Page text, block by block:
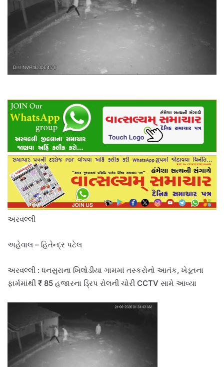
અરવલ્લી
અહેવાલ – હિતેન્દ્ર પટેલ
અરવલ્લી : ધનસુરાના ખિલોડીયા ગામમાં તસ્કરોનો આતંક, ખેડૂતના
ફાર્મમાંથી ₹ 85 હજારના ડ્રિપ રોલની ચોરી CCTV સામે આવ્યા